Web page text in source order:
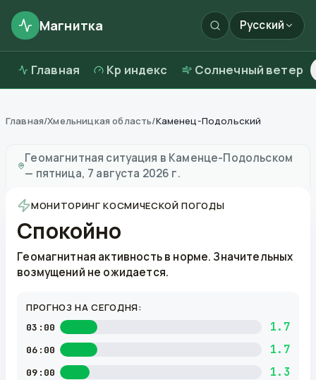
Магнитка Русский
Главная Kp индекс Солнечный ветер
Главная/Хмельницкая область/Каменец-Подольский
Геомагнитная ситуация в Каменце-Подольском
— пятница, 7 августа 2026 г.
МОНИТОРИНГ КОСМИЧЕСКОЙ ПОГОДЫ
Спокойно
Геомагнитная активность в норме. Значительных
возмущений не ожидается.
ПРОГНОЗ НА СЕГОДНЯ:
03:00 1.7
06:00 1.7
09:00 1.3